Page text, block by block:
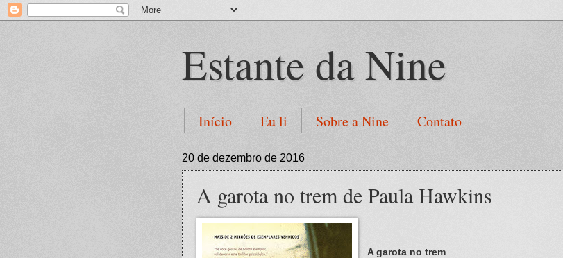
Estante da Nine
Início Eu li Sobre a Nine Contato
20 de dezembro de 2016
A garota no trem de Paula Hawkins
A garota no trem